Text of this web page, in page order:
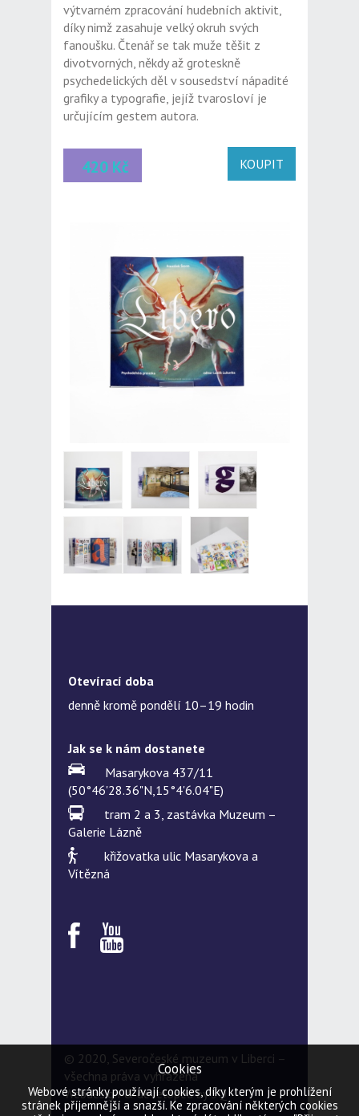
výtvarném zpracování hudebních aktivit,
díky nimž zasahuje velký okruh svých
fanoušku. Čtenář se tak muže těšit z
divotvorných, někdy až groteskně
psychedelických děl v sousedství nápadité
grafiky a typografie, jejíž tvarosloví je
určujícím gestem autora.
420 Kč KOUPIT
Otevírací doba
denně kromě pondělí 10–19 hodin
Jak se k nám dostanete
Masarykova 437/11
(50°46'28.36"N,15°4'6.04"E)
tram 2 a 3, zastávka Muzeum –
Galerie Lázně
křižovatka ulic Masarykova a
Vítězná
© 2020, Severočeské muzeum v Liberci –
všechna práva vyhrazena
Webdesign & developed by5Q
Cookies
Webové stránky používají cookies, díky kterým je prohlížení
stránek příjemnější a snazší. Ke zpracování některých cookies